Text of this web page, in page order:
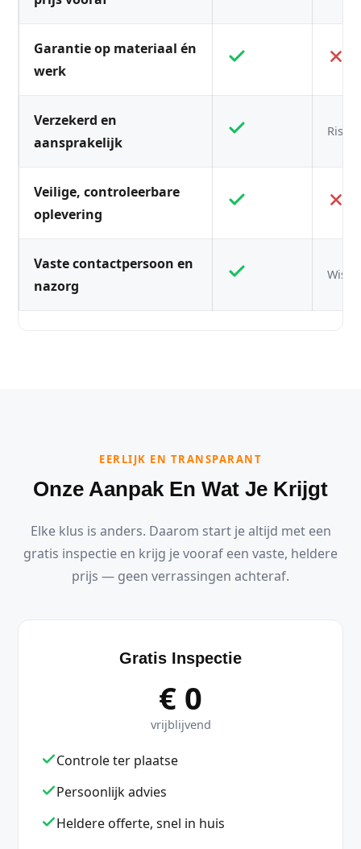
Garantie op materiaal én
werk
Verzekerd en
aansprakelijk
Veilige, controleerbare
oplevering
Vaste contactpersoon en
nazorg
EERLIJK EN TRANSPARANT
Onze Aanpak En Wat Je Krijgt
Elke klus is anders. Daarom start je altijd met een
gratis inspectie en krijg je vooraf een vaste, heldere
prijs — geen verrassingen achteraf.
Gratis Inspectie
€ 0
vrijblijvend
Controle ter plaatse
Persoonlijk advies
Heldere offerte, snel in huis